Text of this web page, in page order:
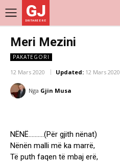
GJ
DRITARE E RE
Meri Mezini
PAKATEGORI
12 Mars 2020 Updated: 12 Mars 2020
Nga Gjin Musa
NËNË……….(Për gjith nënat)
Nënën malli më ka marrë,
Të puth faqen të mbaj erë,